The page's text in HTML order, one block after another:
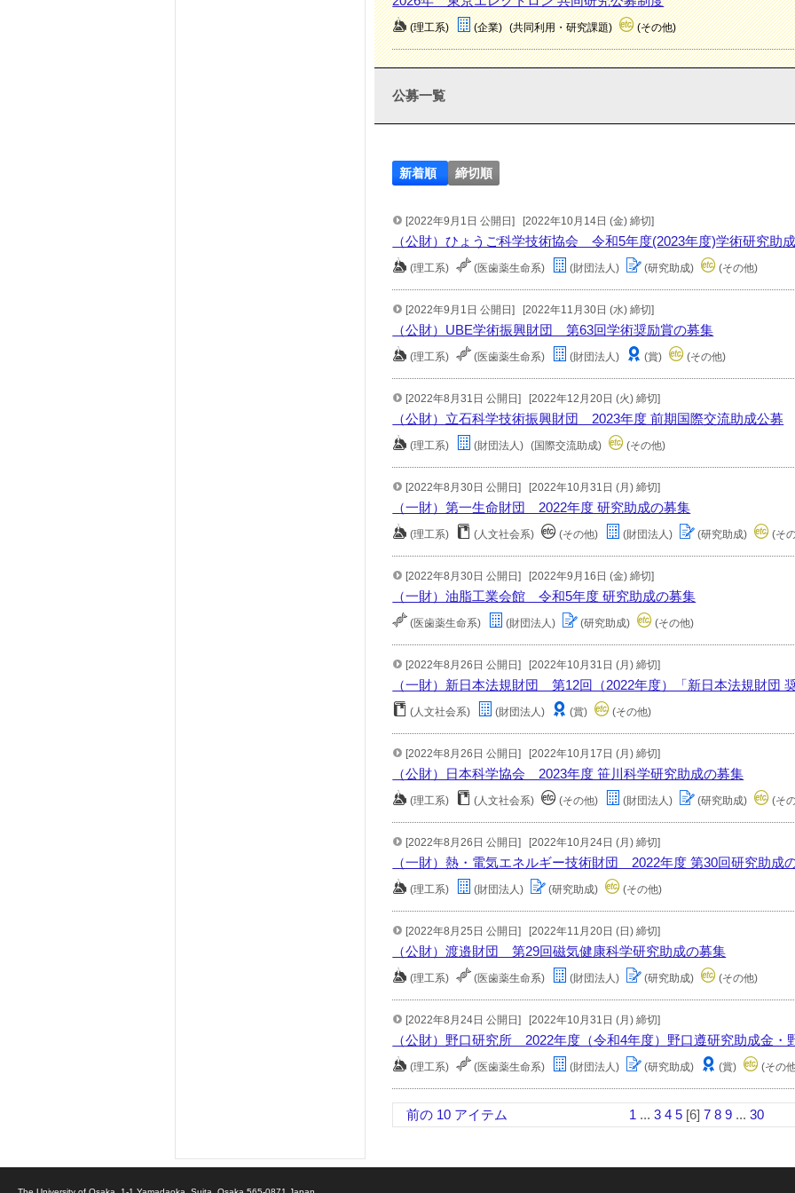
(理工系) (企業) (共同利用・研究課題) (その他)
公募一覧
新着順 締切順
[2022年9月1日 公開日] [2022年10月14日 (金) 締切]
（公財）ひょうご科学技術協会 令和5年度(2023年度)学術研究助
(理工系) (医歯薬生命系) (財団法人) (研究助成) (その他)
[2022年9月1日 公開日] [2022年11月30日 (水) 締切]
（公財）UBE学術振興財団 第63回学術奨励賞の募集
(理工系) (医歯薬生命系) (財団法人) (賞) (その他)
[2022年8月31日 公開日] [2022年12月20日 (火) 締切]
（公財）立石科学技術振興財団 2023年度 前期国際交流助成公募
(理工系) (財団法人) (国際交流助成) (その他)
[2022年8月30日 公開日] [2022年10月31日 (月) 締切]
（一財）第一生命財団 2022年度 研究助成の募集
(理工系) (人文社会系) (その他) (財団法人) (研究助成) (そ
[2022年8月30日 公開日] [2022年9月16日 (金) 締切]
（一財）油脂工業会館 令和5年度 研究助成の募集
(医歯薬生命系) (財団法人) (研究助成) (その他)
[2022年8月26日 公開日] [2022年10月31日 (月) 締切]
（一財）新日本法規財団 第12回（2022年度）「新日本法規財団
(人文社会系) (財団法人) (賞) (その他)
[2022年8月26日 公開日] [2022年10月17日 (月) 締切]
（公財）日本科学協会 2023年度 笹川科学研究助成の募集
(理工系) (人文社会系) (その他) (財団法人) (研究助成) (そ
[2022年8月26日 公開日] [2022年10月24日 (月) 締切]
（一財）熱・電気エネルギー技術財団 2022年度 第30回研究助成
(理工系) (財団法人) (研究助成) (その他)
[2022年8月25日 公開日] [2022年11月20日 (日) 締切]
（公財）渡邉財団 第29回磁気健康科学研究助成の募集
(理工系) (医歯薬生命系) (財団法人) (研究助成) (その他)
[2022年8月24日 公開日] [2022年10月31日 (月) 締切]
（公財）野口研究所 2022年度（令和4年度）野口遵研究助成金・
(理工系) (医歯薬生命系) (財団法人) (研究助成) (賞) (その
前の 10 アイテム 1... 3 4 5 [6] 7 8 9 ... 30